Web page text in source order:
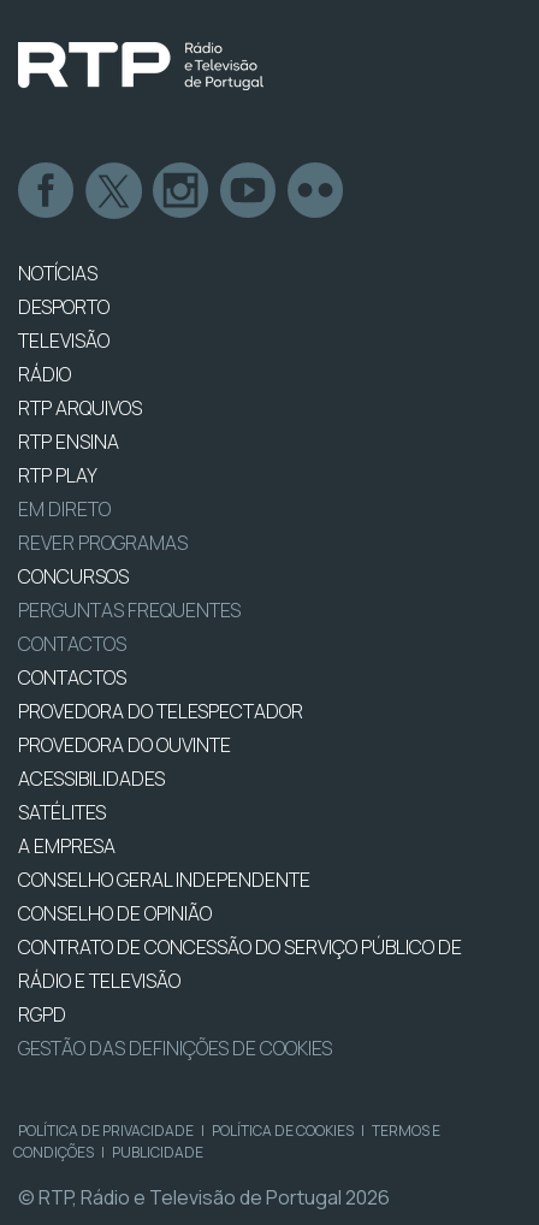
NOTÍCIAS
DESPORTO
TELEVISÃO
RÁDIO
RTP ARQUIVOS
RTP ENSINA
RTP PLAY
EM DIRETO
REVER PROGRAMAS
CONCURSOS
PERGUNTAS FREQUENTES
CONTACTOS
CONTACTOS
PROVEDORA DO TELESPECTADOR
PROVEDORA DO OUVINTE
ACESSIBILIDADES
SATÉLITES
A EMPRESA
CONSELHO GERAL INDEPENDENTE
CONSELHO DE OPINIÃO
CONTRATO DE CONCESSÃO DO SERVIÇO PÚBLICO DE
RÁDIO E TELEVISÃO
RGPD
GESTÃO DAS DEFINIÇÕES DE COOKIES
POLÍTICA DE PRIVACIDADE | POLÍTICA DE COOKIES | TERMOS E
CONDIÇÕES | PUBLICIDADE
© RTP, Rádio e Televisão de Portugal 2026